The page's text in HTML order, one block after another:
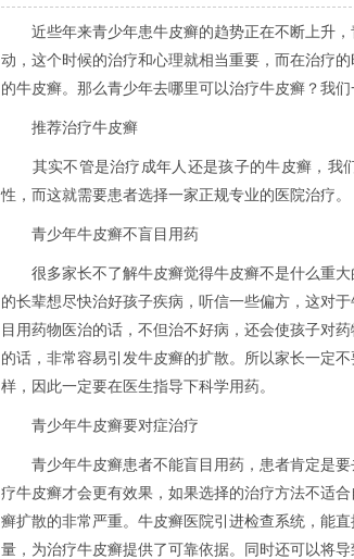
近些年来青少年患牛皮癣的趋势正在不断上升，
动，这个时候的治疗和心理就相当重要，而在治疗
的牛皮癣。那么青少年去哪里可以治疗牛皮癣？我们
推荐治疗牛皮癣
其实不管是治疗成年人还是孩子的牛皮癣，我
性，而这就需要患者选择一家正规专业的医院治疗。
青少年牛皮癣不盲目用药
很多家长不了解牛皮癣觉得牛皮癣不是什么重大
的长辈想尽快治好孩子疾病，听信一些偏方，这对
目用药物医治的话，不但治不好病，还会使孩子对
的话，非常容易引发牛皮癣的扩散。所以家长一定
样，因此一定要在医生指导下科学用药。
青少年牛皮癣要对症治疗
青少年牛皮癣患者不能盲目用药，患者肯定是要
疗牛皮癣才会更有效果，如果选择的治疗方法不适
癣扩散的非常严重。牛皮癣医院引进检查系统，能
量，为治疗牛皮癣提供了可靠依据。同时还可以将